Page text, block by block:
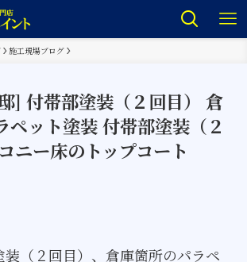
施工現場ブログ
] 付帯部塗装（２回目） 倉
ペット塗装 付帯部塗装（２
ニー床のトップコート
装（２回目）、倉庫箇所のパラペ